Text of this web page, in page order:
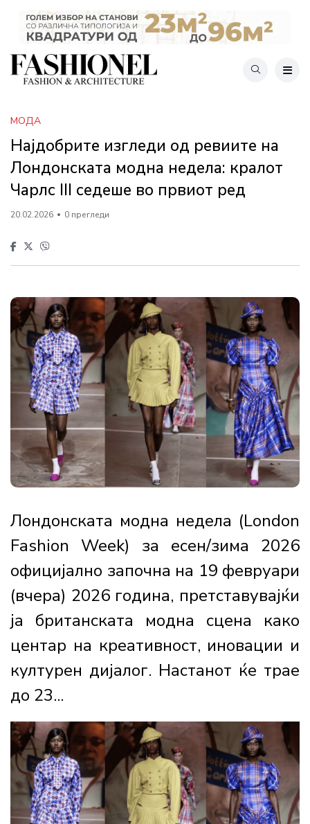
МОДА
Најдобрите изгледи од ревиите на
Лондонската модна недела: кралот
Чарлс III седеше во првиот ред
20.02.2026 0 прегледи
Лондонската модна недела (London
Fashion Week) за есен/зима 2026
официјално започна на 19 февруари
(вчера) 2026 година, претставувајќи
ја британската модна сцена како
центар на креативност, иновации и
културен дијалог. Настанот ќе трае
до 23...